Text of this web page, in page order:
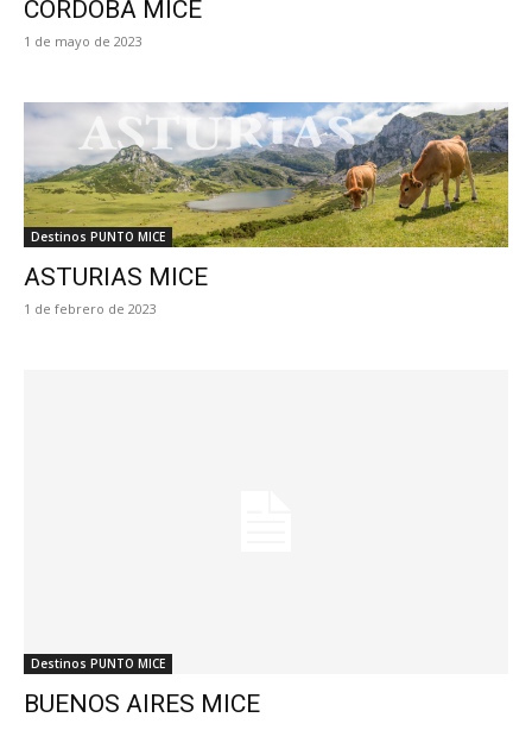
CÓRDOBA MICE
1 de mayo de 2023
Destinos PUNTO MICE
ASTURIAS MICE
1 de febrero de 2023
Destinos PUNTO MICE
BUENOS AIRES MICE